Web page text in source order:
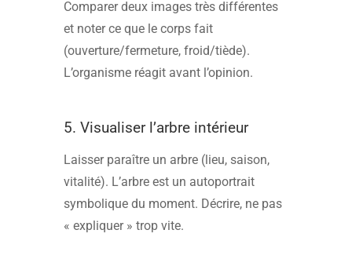
Comparer deux images très différentes
et noter ce que le corps fait
(ouverture/fermeture, froid/tiède).
L’organisme réagit avant l’opinion.
5. Visualiser l’arbre intérieur
Laisser paraître un arbre (lieu, saison,
vitalité). L’arbre est un autoportrait
symbolique du moment. Décrire, ne pas
« expliquer » trop vite.